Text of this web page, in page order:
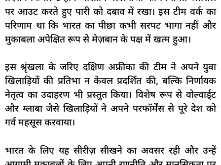
पर आउट करते हुए पारी को दबाव में रखा। इस टीम वर्क का
परिणाम था कि भारत का पीछा कभी सरपट भागा नहीं और
मुकाबला अपेक्षित रूप से मेज़बान के पक्ष में खत्म हुआ।
इस श्रृंखला के जरिए दक्षिण अफ्रीका की टीम ने अपने युवा
खिलाड़ियों की प्रतिभा न केवल प्रदर्शित की, बल्कि निर्णायक
नेतृत्व का उदाहरण भी प्रस्तुत किया। विशेष रूप से वोल्वार्ड्ट
और म्लाबा जैसे खिलाड़ियों ने अपने परफॉर्मेंस से पूरे देश को
गर्व महसूस करवाया।
भारत के लिए यह सीरीज़ सीखने का अवसर रही और उन्हें